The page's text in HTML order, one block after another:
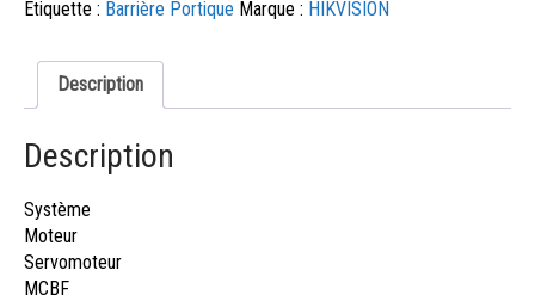
Étiquette : Barrière Portique Marque : HIKVISION
Description
Description
Système
Moteur
Servomoteur
MCBF